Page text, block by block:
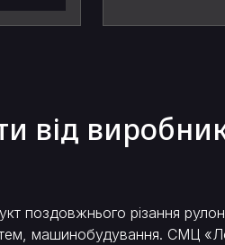
поздовжнього різання
машинобудування. СМЦ